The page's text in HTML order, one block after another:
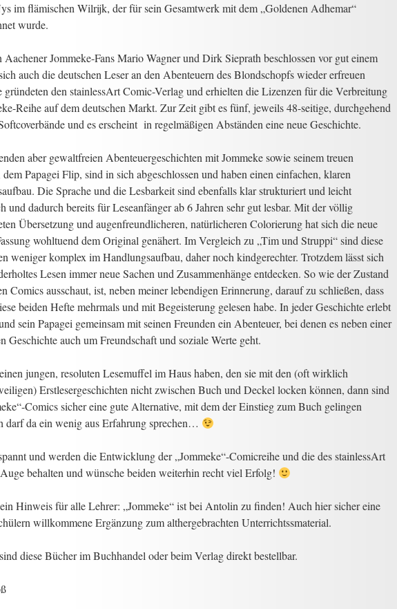
im flämischen Wilrijk, der für sein Gesamtwerk mit dem „Goldenen Adhemar“
wurde.
Aachener Jommeke-Fans Mario Wagner und Dirk Sieprath beschlossen vor gut einem
auch die deutschen Leser an den Abenteuern des Blondschopfs wieder erfreuen
gründeten den stainlessArt Comic-Verlag und erhielten die Lizenzen für die Verbreitung
Reihe auf dem deutschen Markt. Zur Zeit gibt es fünf, jeweils 48-seitige, durchgehend
und es erscheint in regelmäßigen Abständen eine neue Geschichte.
aber gewaltfreien Abenteuergeschichten mit Jommeke sowie seinem treuen
Papagei Flip, sind in sich abgeschlossen und haben einen einfachen, klaren
Die Sprache und die Lesbarkeit sind ebenfalls klar strukturiert und leicht
und dadurch bereits für Leseanfänger ab 6 Jahren sehr gut lesbar. Mit der völlig
Übersetzung und augenfreundlicheren, natürlicheren Colorierung hat sich die neue
wohltuend dem Original genähert. Im Vergleich zu „Tim und Struppi“ sind diese
weniger komplex im Handlungsaufbau, daher noch kindgerechter. Trotzdem lässt sich
Lesen immer neue Sachen und Zusammenhänge entdecken. So wie der Zustand
Comics ausschaut, ist, neben meiner lebendigen Erinnerung, darauf zu schließen, dass
beiden Hefte mehrmals und mit Begeisterung gelesen habe. In jeder Geschichte erlebt
sein Papagei gemeinsam mit seinen Freunden ein Abenteuer, bei denen es neben einer
Geschichte auch um Freundschaft und soziale Werte geht.
jungen, resoluten Lesemuffel im Haus haben, den sie mit den (oft wirklich
Erstlesergeschichten nicht zwischen Buch und Deckel locken können, dann sind
Comics sicher eine gute Alternative, mit dem der Einstieg zum Buch gelingen
darf da ein wenig aus Erfahrung sprechen…
und werden die Entwicklung der „Jommeke“-Comicreihe und die des stainlessArt
behalten und wünsche beiden weiterhin recht viel Erfolg!
Hinweis für alle Lehrer: „Jommeke“ ist bei Antolin zu finden! Auch hier sicher eine
willkommene Ergänzung zum althergebrachten Unterrichtssmaterial.
diese Bücher im Buchhandel oder beim Verlag direkt bestellbar.